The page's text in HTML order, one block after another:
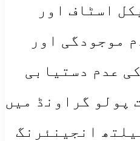
اسٹاف اور
موجودگی اور
عدم دستیابی
پولو گراونڈ میں
انجینئرنگ